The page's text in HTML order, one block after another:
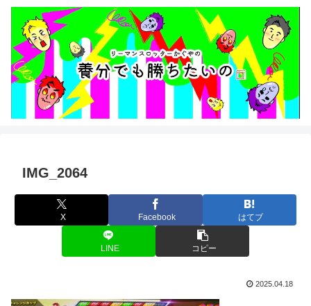
IMG_2064
X Facebook はてブ
LINE コピー
2025.04.18